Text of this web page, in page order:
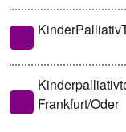
Frankfurt/Oder